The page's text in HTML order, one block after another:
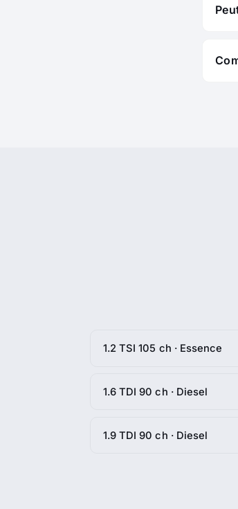
1.2 TSI 105 ch · Essence
1.6 TDI 90 ch · Diesel
1.9 TDI 90 ch · Diesel